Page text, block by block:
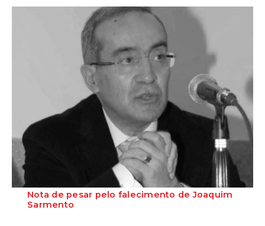
Nota de pesar pelo falecimento de Joaquim
Sarmento